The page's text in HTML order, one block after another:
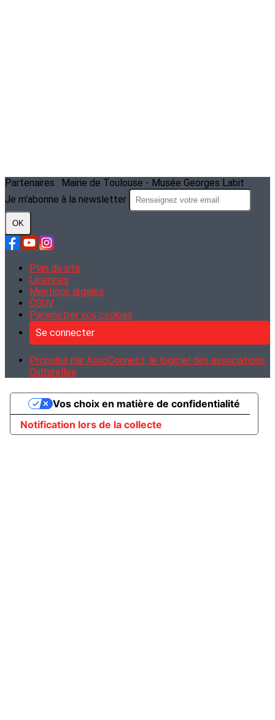
Partenaires : Mairie de Toulouse - Musée Georges Labit
Je m'abonne à la newsletter
OK
Plan du site
Licences
Mentions légales
CGUV
Paramétrer vos cookies
Se connecter
Propulsé par AssoConnect, le logiciel des associations
Culturelles
Notification lors de la collecte
Vos choix en matière de confidentialité